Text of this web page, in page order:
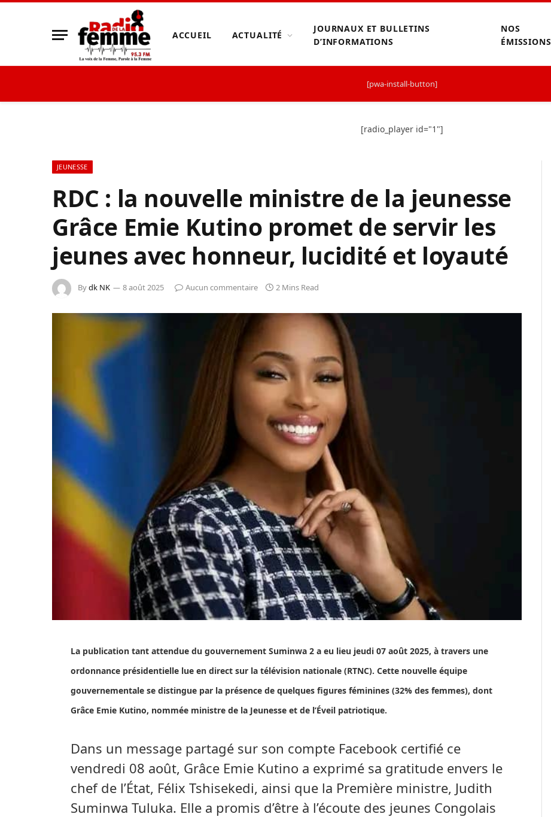
ACCUEIL ACTUALITÉ
JOURNAUX ET BULLETINS
D’INFORMATIONS
NOS
ÉMISSIONS
[pwa-install-button]
[radio_player id="1"]
JEUNESSE
RDC : la nouvelle ministre de la jeunesse
Grâce Emie Kutino promet de servir les
jeunes avec honneur, lucidité et loyauté
Bydk NK 8 août 2025 Aucun commentaire 2 Mins Read
La publication tant attendue du gouvernement Suminwa 2 a eu lieu jeudi 07 août 2025, à travers une
ordonnance présidentielle lue en direct sur la télévision nationale (RTNC). Cette nouvelle équipe
gouvernementale se distingue par la présence de quelques figures féminines (32% des femmes), dont
Grâce Emie Kutino, nommée ministre de la Jeunesse et de l’Éveil patriotique.
Dans un message partagé sur son compte Facebook certifié ce
vendredi 08 août, Grâce Emie Kutino a exprimé sa gratitude envers le
chef de l’État, Félix Tshisekedi, ainsi que la Première ministre, Judith
Suminwa Tuluka. Elle a promis d’être à l’écoute des jeunes Congolais